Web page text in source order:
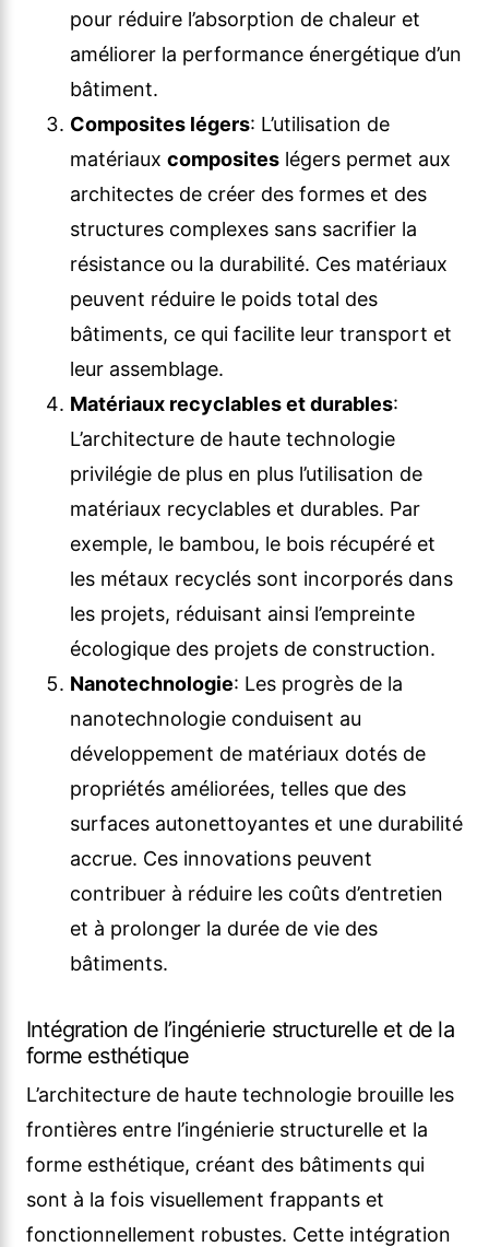
pour réduire l’absorption de chaleur et
améliorer la performance énergétique d’un
bâtiment.
Composites légers: L’utilisation de
matériaux composites légers permet aux
architectes de créer des formes et des
structures complexes sans sacrifier la
résistance ou la durabilité. Ces matériaux
peuvent réduire le poids total des
bâtiments, ce qui facilite leur transport et
leur assemblage.
Matériaux recyclables et durables:
L’architecture de haute technologie
privilégie de plus en plus l’utilisation de
matériaux recyclables et durables. Par
exemple, le bambou, le bois récupéré et
les métaux recyclés sont incorporés dans
les projets, réduisant ainsi l’empreinte
écologique des projets de construction.
Nanotechnologie: Les progrès de la
nanotechnologie conduisent au
développement de matériaux dotés de
propriétés améliorées, telles que des
surfaces autonettoyantes et une durabilité
accrue. Ces innovations peuvent
contribuer à réduire les coûts d’entretien
et à prolonger la durée de vie des
bâtiments.
Intégration de l’ingénierie structurelle et de la
forme esthétique
L’architecture de haute technologie brouille les
frontières entre l’ingénierie structurelle et la
forme esthétique, créant des bâtiments qui
sont à la fois visuellement frappants et
fonctionnellement robustes. Cette intégration